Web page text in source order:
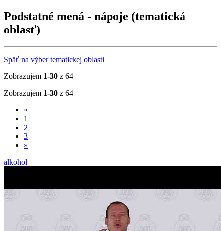
Podstatné mená - nápoje (tematická
oblasť)
Späť na výber tematickej oblasti
Zobrazujem 1-30 z 64
Zobrazujem 1-30 z 64
«
1
2
3
»
alkohol